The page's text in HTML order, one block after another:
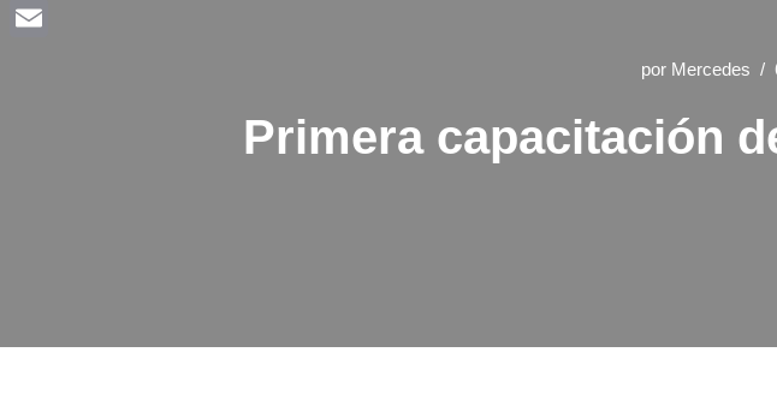
por Mercedes
Primera capacitación
Facebook